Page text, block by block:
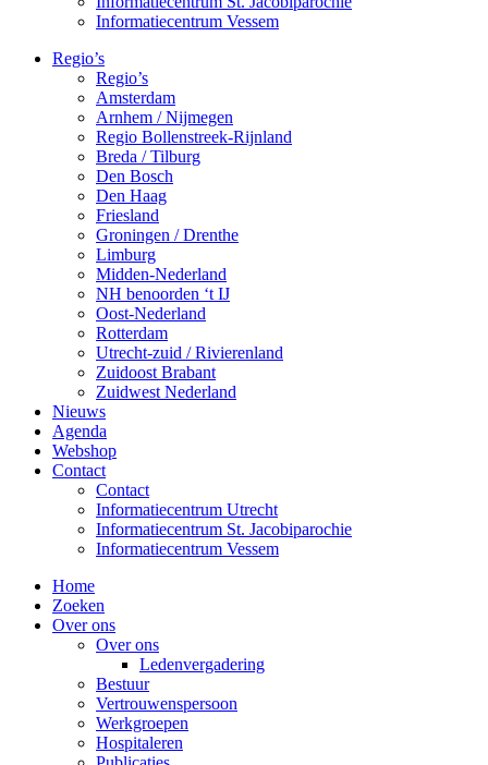
Informatiecentrum Vessem
Regio’s
Regio’s
Amsterdam
Arnhem / Nijmegen
Regio Bollenstreek-Rijnland
Breda / Tilburg
Den Bosch
Den Haag
Friesland
Groningen / Drenthe
Limburg
Midden-Nederland
NH benoorden ‘t IJ
Oost-Nederland
Rotterdam
Utrecht-zuid / Rivierenland
Zuidoost Brabant
Zuidwest Nederland
Nieuws
Agenda
Webshop
Contact
Contact
Informatiecentrum Utrecht
Informatiecentrum St. Jacobiparochie
Informatiecentrum Vessem
Home
Zoeken
Over ons
Over ons
Ledenvergadering
Bestuur
Vertrouwenspersoon
Werkgroepen
Hospitaleren